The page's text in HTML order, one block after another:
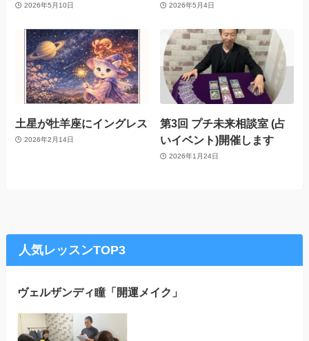
2026年5月10日 2026年5月4日
土星が牡羊座にイングレス
2026年2月14日
第3回 プチ未来相談室 (占
いイベント)開催します
2026年1月24日
人気レッスンTOP3
ヴェルザンディ瞳「開運メイク」